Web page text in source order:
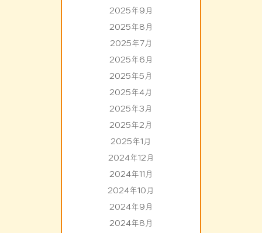
2025年9月
2025年8月
2025年7月
2025年6月
2025年5月
2025年4月
2025年3月
2025年2月
2025年1月
2024年12月
2024年11月
2024年10月
2024年9月
2024年8月